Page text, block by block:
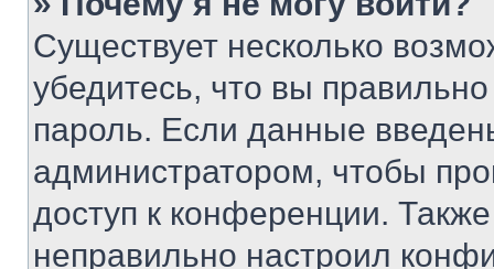
Существует несколько
убедитесь, что вы
пароль. Если данные
администратором, чтобы
доступ к конференции.
неправильно настроил